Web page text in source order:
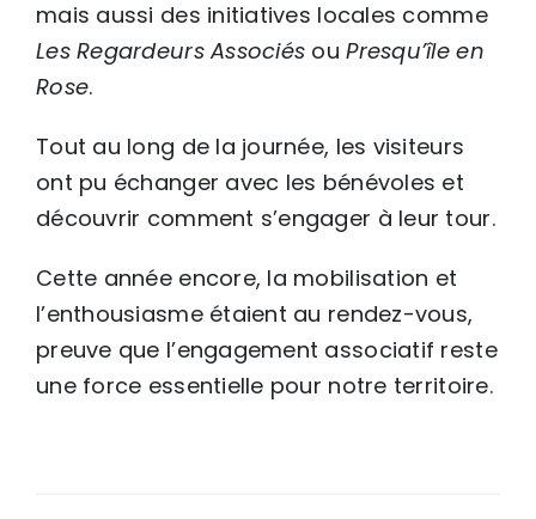
mais aussi des initiatives locales comme
Les Regardeurs Associés ouPresqu’île en
Rose.
Tout au long de la journée, les visiteurs
ont pu échanger avec les bénévoles et
découvrir comment s’engager à leur tour.
Cette année encore, la mobilisation et
l’enthousiasme étaient au rendez-vous,
preuve que l’engagement associatif reste
une force essentielle pour notre territoire.